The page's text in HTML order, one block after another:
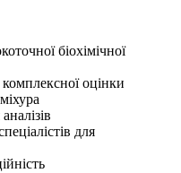
біохімічної
оцінки
для